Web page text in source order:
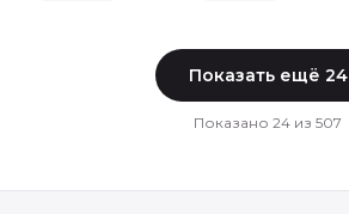
Показать ещё 24
Показано 24 из 507